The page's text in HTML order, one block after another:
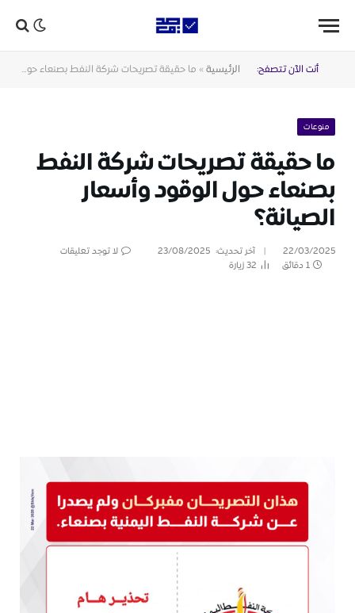
أنت الآن تتصفح: الرئيسية » ما حقيقة تصريحات شركة النفط بصنعاء حول الوقود وأسعار الصيانة؟
منوعات
ما حقيقة تصريحات شركة النفط
بصنعاء حول الوقود وأسعار
الصيانة؟
22/03/2025 آخر تحديث: 23/08/2025
لا توجد تعليقات
1 دقائق
32زيارة